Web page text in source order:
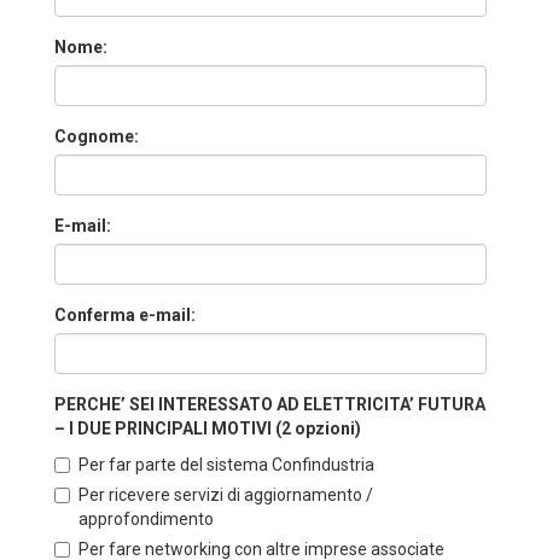
Nome:
Cognome:
E-mail:
Conferma e-mail:
PERCHE’ SEI INTERESSATO AD ELETTRICITA’ FUTURA
– I DUE PRINCIPALI MOTIVI (2 opzioni)
Per far parte del sistema Confindustria
Per ricevere servizi di aggiornamento /
approfondimento
Per fare networking con altre imprese associate